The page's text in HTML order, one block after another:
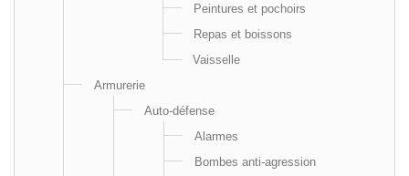
Peintures et pochoirs
Repas et boissons
Vaisselle
Armurerie
Auto-défense
Alarmes
Bombes anti-agression